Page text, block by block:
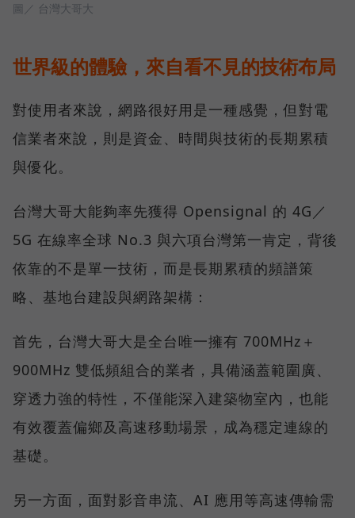
圖／ 台灣大哥大
世界級的體驗，來自看不見的技術布局
對使用者來說，網路很好用是一種感覺，但對電
信業者來說，則是資金、時間與技術的長期累積
與優化。
台灣大哥大能夠率先獲得 Opensignal 的 4G／
5G 在線率全球 No.3 與六項台灣第一肯定，背後
依靠的不是單一技術，而是長期累積的頻譜策
略、基地台建設與網路架構：
首先，台灣大哥大是全台唯一擁有 700MHz＋
900MHz 雙低頻組合的業者，具備涵蓋範圍廣、
穿透力強的特性，不僅能深入建築物室內，也能
有效覆蓋偏鄉及高速移動場景，成為穩定連線的
基礎。
另一方面，面對影音串流、AI 應用等高速傳輸需